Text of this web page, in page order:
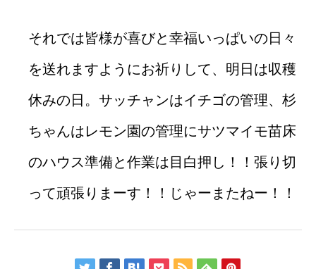
それでは皆様が喜びと幸福いっぱいの日々
を送れますようにお祈りして、明日は収穫
休みの日。サッチャンはイチゴの管理、杉
ちゃんはレモン園の管理にサツマイモ苗床
のハウス準備と作業は目白押し！！張り切
って頑張りまーす！！じゃーまたねー！！